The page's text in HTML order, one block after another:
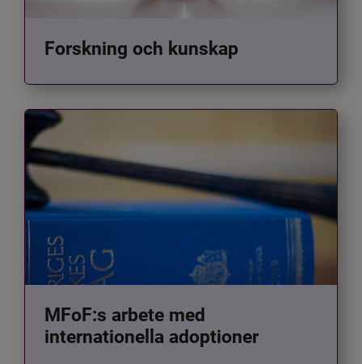
Forskning och kunskap
MFoF:s arbete med
internationella adoptioner